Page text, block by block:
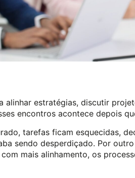
alinhar estratégias, discutir
encontros acontece depois
tarefas ficam esquecidas,
sendo desperdiçado. Por
mais alinhamento, os